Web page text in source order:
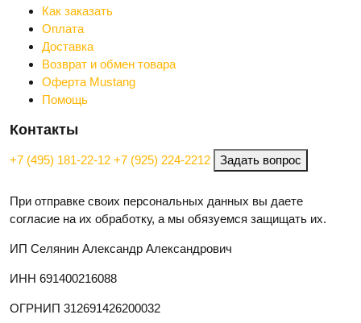
Как заказать
Оплата
Доставка
Возврат и обмен товара
Оферта Mustang
Помощь
Контакты
+7 (495) 181-22-12 +7 (925) 224-2212 Задать вопрос
При отправке своих персональных данных вы даете
согласие на их обработку, а мы обязуемся защищать их.
ИП Селянин Александр Александрович
ИНН 691400216088
ОГРНИП 312691426200032